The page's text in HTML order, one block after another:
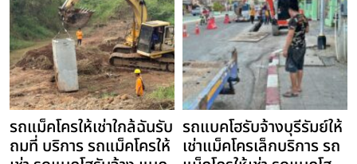
รถแม็คโครให้เช่าใกล้ฉันรับ
ถมที่ บริการ รถแม็คโครให้
รถแบคโฮรับจ้างบุรีรัมย์ให้
เช่าแม็คโครเล็กบริการ รถ